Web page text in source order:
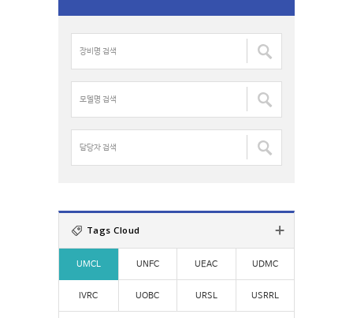
명
색
:
델
명
:자
:
Tags Cloud
UMCL UNFC UEAC UDMC
IVRC UOBC URSL USRRL